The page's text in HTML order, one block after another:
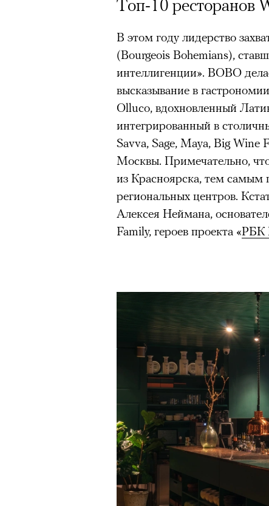
Топ-10 ресторанов
В этом году лидерство
(Bourgeois Bohemians),
интеллигенции». BOBO
высказывание в
Olluco, вдохновленный
интегрированный в
Savva, Sage, Maya, Big Wine
Москвы. Примечательно,
из Красноярска, тем самым
региональных центров.
Алексея Неймана,
Family, героев проекта «РБК
Главное
Горы привлекают
концентрации, в
остается только
Экстремальные
гормонов, из-за чего
из самых ярких опытов
Для многих альпинизм
рутины,
Совместное
людьми особенно
Наука не подтверждает
ради ощущения ясности
Успешных альпинистов
устойчивость,
готовность переносить
Опыт восхождений
делая человека более
30 июля 2026 года в
известный непальский
из десяти человек, которую
склоне Броуд-Пик. 2